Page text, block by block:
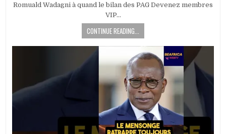
Romuald Wadagni à quand le bilan des PAG Devenez membres
VIP…
CONTINUE READING...